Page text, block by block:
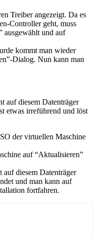
Treiber angezeigt. Da es
Controller geht, muss
ausgewählt und auf
kommt man wieder
Dialog. Nun kann man
auf diesem Datenträger
etwas irreführend und löst
der virtuellen Maschine
auf “Aktualisieren”
diesem Datenträger
und man kann auf
fortfahren.